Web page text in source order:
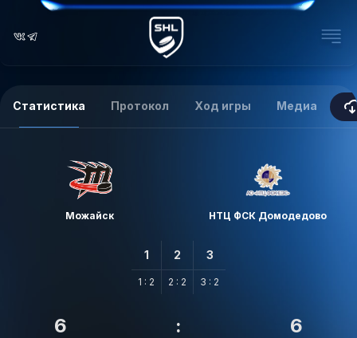
Статистика Протокол Ход игры Медиа
Можайск НТЦ ФСК Домодедово
1
1 : 2
2
2 : 2
3
3 : 2
6 : 6